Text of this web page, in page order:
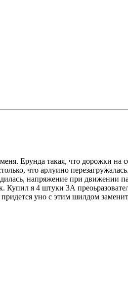
Ерунда такая, что дорожки
что арлуино
напряжение при движении
я 4 штуки 3А
уно с этим шилдом